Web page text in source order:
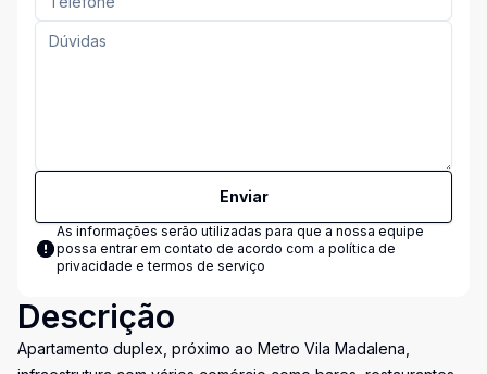
Enviar
As informações serão utilizadas para que a nossa equipe
possa entrar em contato de acordo com a política de
privacidade e termos de serviço
Descrição
Apartamento duplex, próximo ao Metro Vila Madalena,